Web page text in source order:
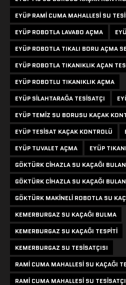
EYÜP RAMI CUMA MAHALLESI SU
EYÜP ROBOTLA LAVABO AÇMA
EYÜP ROBOTLA TIKALI BORU AÇMA
EYÜP ROBOTLA TIKANIKLIK AÇAN
EYÜP ROBOTLU TIKANIKLIK AÇMA
EYÜP SILAHTARAĞA TESISATÇI
EYÜP TEMIZ SU BORUSU KAÇAK
EYÜP TESISAT KAÇAK KONTROLÜ
EYÜP TUVALET AÇMA
EYÜP
GÖKTÜRK CIHAZLA SU KAÇAĞI
GÖKTÜRK CIHAZLA SU KAÇAĞI
GÖKTÜRK MAKINELI ROBOTLA SU
KEMERBURGAZ SU KAÇAĞI BULMA
KEMERBURGAZ SU KAÇAĞI TESPITI
KEMERBURGAZ SU TESISATÇISI
RAMI CUMA MAHALLESI SU KAÇAĞI
RAMI CUMA MAHALLESI SU